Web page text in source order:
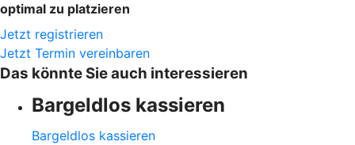
optimal zu platzieren
Jetzt registrieren
Jetzt Termin vereinbaren
Das könnte Sie auch interessieren
Bargeldlos kassieren
Bargeldlos kassieren